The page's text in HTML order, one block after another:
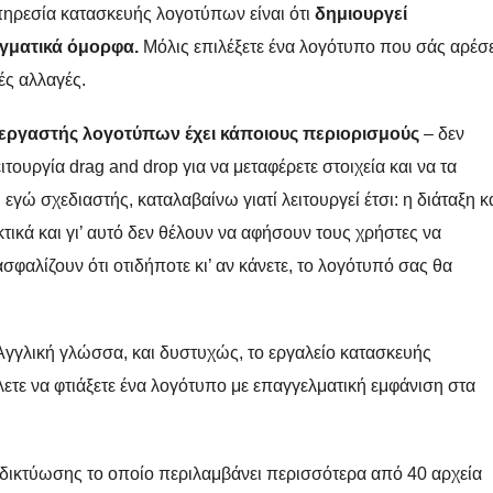
κατασκευής λογοτύπων είναι ότι δημιουργεί
όμορφα. Μόλις επιλέξετε ένα λογότυπο που σάς
αλλαγές.
λογοτύπων έχει κάποιους περιορισμούς – δεν
drag and drop για να μεταφέρετε στοιχεία και να τα
σχεδιαστής, καταλαβαίνω γιατί λειτουργεί έτσι: η διάταξη
και γι’ αυτό δεν θέλουν να αφήσουν τους χρήστες να
ότι οτιδήποτε κι’ αν κάνετε, το λογότυπό σας θα
γλώσσα, και δυστυχώς, το εργαλείο κατασκευής
να φτιάξετε ένα λογότυπο με επαγγελματική εμφάνιση στα
το οποίο περιλαμβάνει περισσότερα από 40 αρχεία